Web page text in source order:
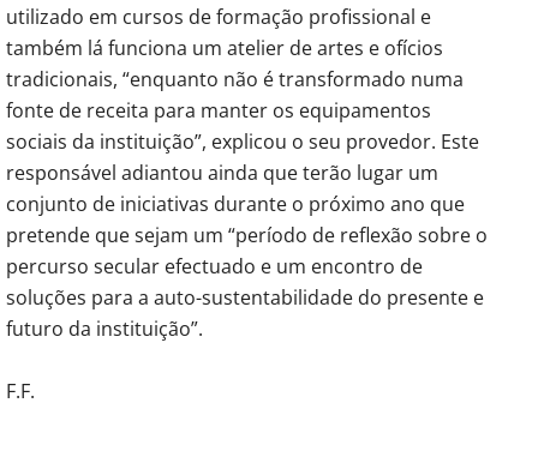
utilizado em cursos de formação profissional e
também lá funciona um atelier de artes e ofícios
tradicionais, “enquanto não é transformado numa
fonte de receita para manter os equipamentos
sociais da instituição”, explicou o seu provedor. Este
responsável adiantou ainda que terão lugar um
conjunto de iniciativas durante o próximo ano que
pretende que sejam um “período de reflexão sobre o
percurso secular efectuado e um encontro de
soluções para a auto-sustentabilidade do presente e
futuro da instituição”.
F.F.